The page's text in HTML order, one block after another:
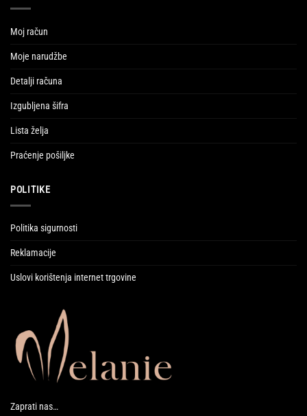
Moj račun
Moje narudžbe
Detalji računa
Izgubljena šifra
Lista želja
Praćenje pošiljke
POLITIKE
Politika sigurnosti
Reklamacije
Uslovi korištenja internet trgovine
Zaprati nas…